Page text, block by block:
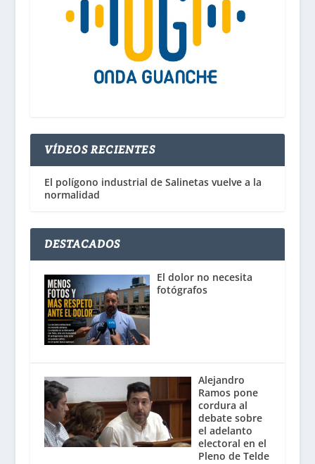
VÍDEOS RECIENTES
El polígono industrial de Salinetas vuelve a la
normalidad
DESTACADOS
El dolor no necesita
fotógrafos
Alejandro
Ramos pone
cordura al
debate sobre
el adelanto
electoral en el
Pleno de Telde